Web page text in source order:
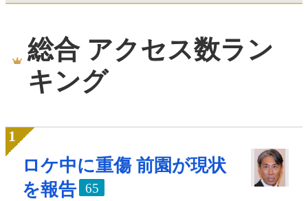
総合 アクセス数ラン
キング
ロケ中に重傷 前園が現状
を報告
65